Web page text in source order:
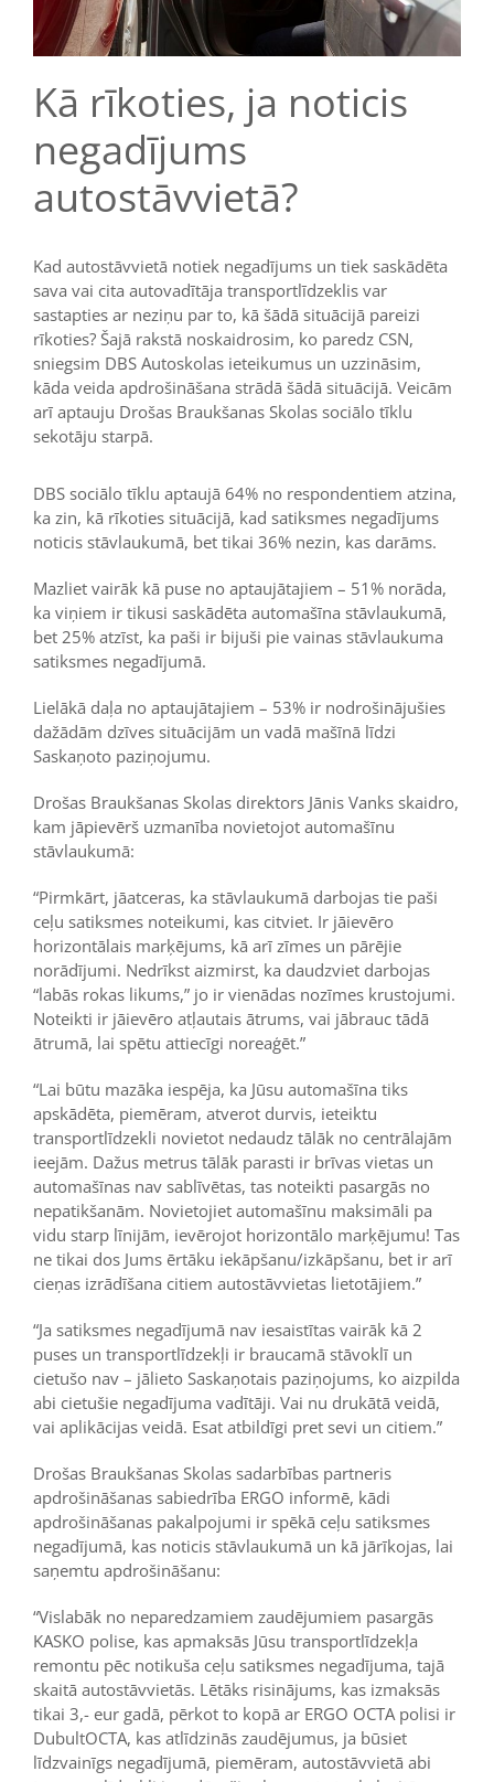
Kā rīkoties, ja noticis
negadījums
autostāvvietā?
Kad autostāvvietā notiek negadījums un tiek saskādēta
sava vai cita autovadītāja transportlīdzeklis var
sastapties ar neziņu par to, kā šādā situācijā pareizi
rīkoties? Šajā rakstā noskaidrosim, ko paredz CSN,
sniegsim DBS Autoskolas ieteikumus un uzzināsim,
kāda veida apdrošināšana strādā šādā situācijā. Veicām
arī aptauju Drošas Braukšanas Skolas sociālo tīklu
sekotāju starpā.
DBS sociālo tīklu aptaujā 64% no respondentiem atzina,
ka zin, kā rīkoties situācijā, kad satiksmes negadījums
noticis stāvlaukumā, bet tikai 36% nezin, kas darāms.
Mazliet vairāk kā puse no aptaujātajiem – 51% norāda,
ka viņiem ir tikusi saskādēta automašīna stāvlaukumā,
bet 25% atzīst, ka paši ir bijuši pie vainas stāvlaukuma
satiksmes negadījumā.
Lielākā daļa no aptaujātajiem – 53% ir nodrošinājušies
dažādām dzīves situācijām un vadā mašīnā līdzi
Saskaņoto paziņojumu.
Drošas Braukšanas Skolas direktors Jānis Vanks skaidro,
kam jāpievērš uzmanība novietojot automašīnu
stāvlaukumā:
“Pirmkārt, jāatceras, ka stāvlaukumā darbojas tie paši
ceļu satiksmes noteikumi, kas citviet. Ir jāievēro
horizontālais marķējums, kā arī zīmes un pārējie
norādījumi. Nedrīkst aizmirst, ka daudzviet darbojas
“labās rokas likums,” jo ir vienādas nozīmes krustojumi.
Noteikti ir jāievēro atļautais ātrums, vai jābrauc tādā
ātrumā, lai spētu attiecīgi noreaģēt.”
“Lai būtu mazāka iespēja, ka Jūsu automašīna tiks
apskādēta, piemēram, atverot durvis, ieteiktu
transportlīdzekli novietot nedaudz tālāk no centrālajām
ieejām. Dažus metrus tālāk parasti ir brīvas vietas un
automašīnas nav sablīvētas, tas noteikti pasargās no
nepatikšanām. Novietojiet automašīnu maksimāli pa
vidu starp līnijām, ievērojot horizontālo marķējumu! Tas
ne tikai dos Jums ērtāku iekāpšanu/izkāpšanu, bet ir arī
cieņas izrādīšana citiem autostāvvietas lietotājiem.”
“Ja satiksmes negadījumā nav iesaistītas vairāk kā 2
puses un transportlīdzekļi ir braucamā stāvoklī un
cietušo nav – jālieto Saskaņotais paziņojums, ko aizpilda
abi cietušie negadījuma vadītāji. Vai nu drukātā veidā,
vai aplikācijas veidā. Esat atbildīgi pret sevi un citiem.”
Drošas Braukšanas Skolas sadarbības partneris
apdrošināšanas sabiedrība ERGO informē, kādi
apdrošināšanas pakalpojumi ir spēkā ceļu satiksmes
negadījumā, kas noticis stāvlaukumā un kā jārīkojas, lai
saņemtu apdrošināšanu:
“Vislabāk no neparedzamiem zaudējumiem pasargās
KASKO polise, kas apmaksās Jūsu transportlīdzekļa
remontu pēc notikuša ceļu satiksmes negadījuma, tajā
skaitā autostāvvietās. Lētāks risinājums, kas izmaksās
tikai 3,- eur gadā, pērkot to kopā ar ERGO OCTA polisi ir
DubultOCTA, kas atlīdzinās zaudējumus, ja būsiet
līdzvainīgs negadījumā, piemēram, autostāvvietā abi